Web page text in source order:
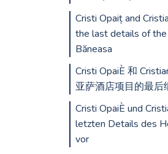
Cristi Opaiț and
the last details of
Băneasa
Cristi OpaiÈ 和
亚萨酒店项目的最后
Cristi OpaiÈ und
letzten Details des
vor